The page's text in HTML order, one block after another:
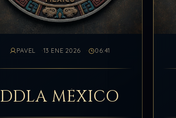
PAVEL 13 ENE 2026 06:41
DDLA MÉXICO